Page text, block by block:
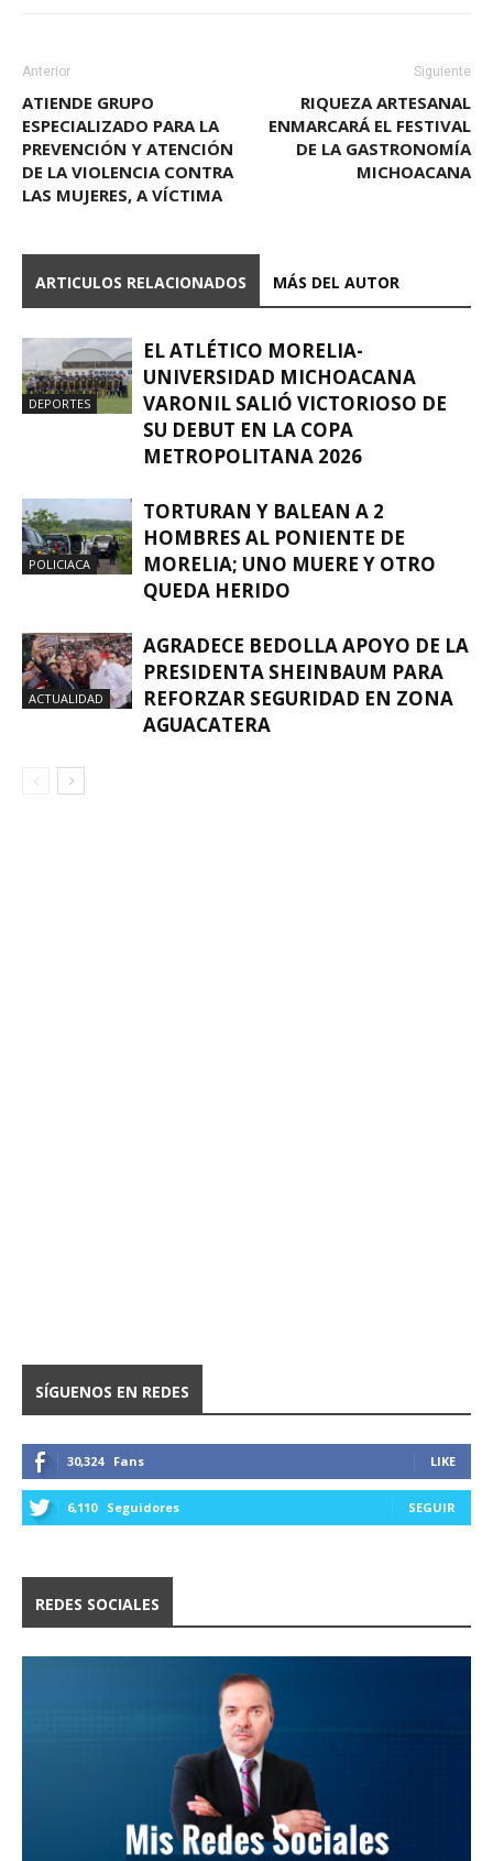
Anterior
ATIENDE GRUPO
ESPECIALIZADO PARA LA
PREVENCIÓN Y ATENCIÓN
DE LA VIOLENCIA CONTRA
LAS MUJERES, A VÍCTIMA
Siguiente
RIQUEZA ARTESANAL
ENMARCARÁ EL FESTIVAL
DE LA GASTRONOMÍA
MICHOACANA
ARTICULOS RELACIONADOS MÁS DEL AUTOR
DEPORTES
EL ATLÉTICO MORELIA-
UNIVERSIDAD MICHOACANA
VARONIL SALIÓ VICTORIOSO DE
SU DEBUT EN LA COPA
METROPOLITANA 2026
POLICIACA
TORTURAN Y BALEAN A 2
HOMBRES AL PONIENTE DE
MORELIA; UNO MUERE Y OTRO
QUEDA HERIDO
ACTUALIDAD
AGRADECE BEDOLLA APOYO DE LA
PRESIDENTA SHEINBAUM PARA
REFORZAR SEGURIDAD EN ZONA
AGUACATERA
SÍGUENOS EN REDES
30,324 Fans LIKE
6,110 Seguidores SEGUIR
REDES SOCIALES